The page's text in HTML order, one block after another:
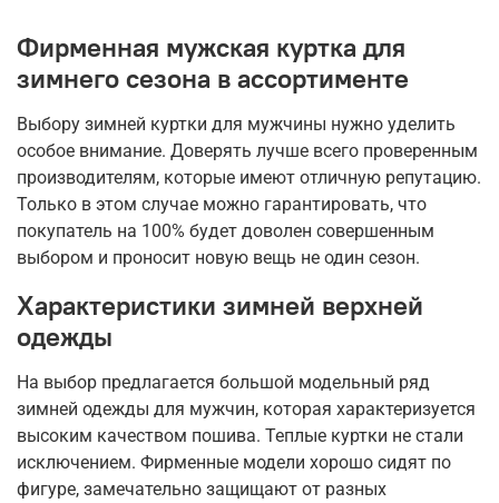
Фирменная мужская куртка для
зимнего сезона в ассортименте
Выбору зимней куртки для мужчины нужно уделить
особое внимание. Доверять лучше всего проверенным
производителям, которые имеют отличную репутацию.
Только в этом случае можно гарантировать, что
покупатель на 100% будет доволен совершенным
выбором и проносит новую вещь не один сезон.
Характеристики зимней верхней
одежды
На выбор предлагается большой модельный ряд
зимней одежды для мужчин, которая характеризуется
высоким качеством пошива. Теплые куртки не стали
исключением. Фирменные модели хорошо сидят по
фигуре, замечательно защищают от разных